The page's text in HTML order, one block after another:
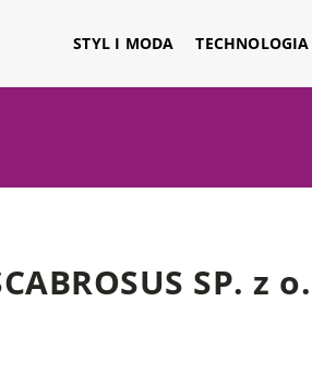
STYL I MODA
SP. z